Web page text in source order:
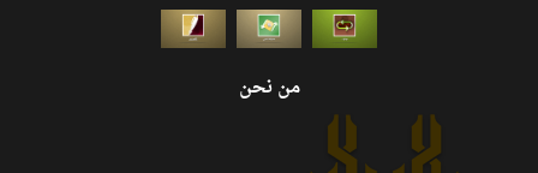
من نحن